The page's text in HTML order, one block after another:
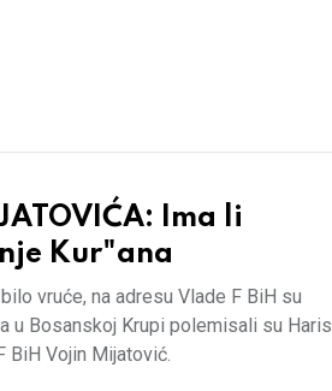
Ima li
Kur"ana
vruće, na adresu Vlade F BiH su
u Bosanskoj Krupi polemisali su Haris
BiH Vojin Mijatović.